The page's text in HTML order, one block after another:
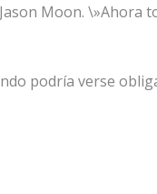
Moon. \»Ahora
podría verse